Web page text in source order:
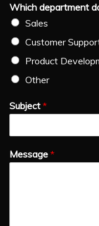
Which department
Sales
Customer
Product
Other
Subject *
Message *